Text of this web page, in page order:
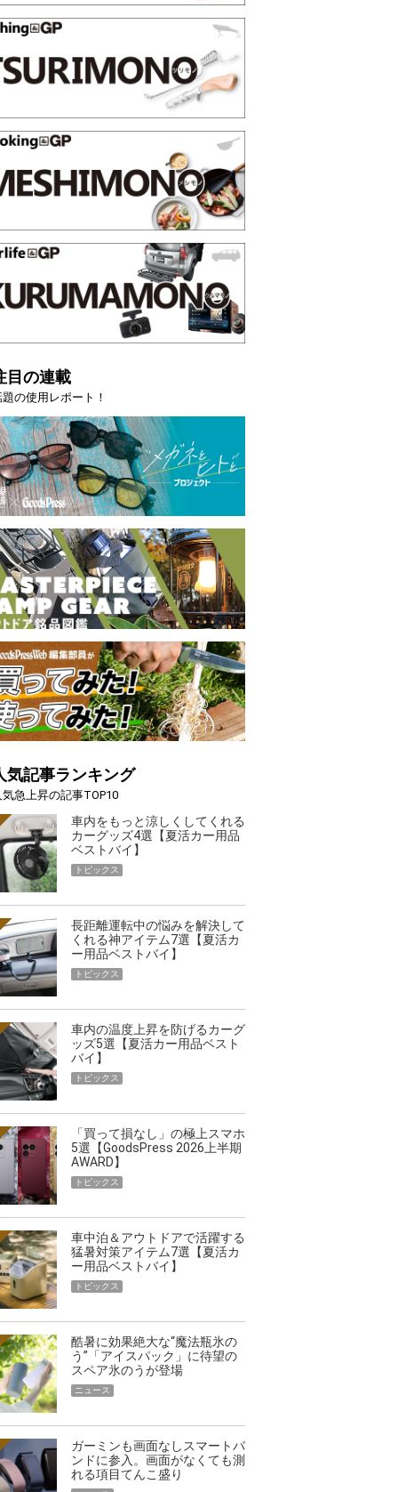
目の連載
題の使用レポート！
気記事ランキング
気急上昇の記事TOP10
車内をもっと涼しくしてくれる
カーグッズ4選【夏活カー用品
ベストバイ】
トピックス
長距離運転中の悩みを解決して
くれる神アイテム7選【夏活カ
ー用品ベストバイ】
トピックス
車内の温度上昇を防げるカーグ
ッズ5選【夏活カー用品ベスト
バイ】
トピックス
「買って損なし」の極上スマホ
5選【GoodsPress 2026上半期
AWARD】
トピックス
車中泊＆アウトドアで活躍する
猛暑対策アイテム7選【夏活カ
ー用品ベストバイ】
トピックス
酷暑に効果絶大な“魔法瓶氷の
う”「アイスパック」に待望の
スペア氷のうが登場
ニュース
ガーミンも画面なしスマートバ
ンドに参入。画面がなくても測
れる項目てんこ盛り